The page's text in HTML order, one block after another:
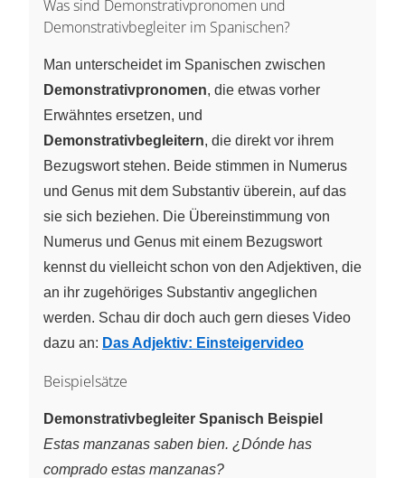
Was sind Demonstrativpronomen und
Demonstrativbegleiter im Spanischen?
Man unterscheidet im Spanischen zwischen
Demonstrativpronomen, die etwas vorher
Erwähntes ersetzen, und
Demonstrativbegleitern, die direkt vor ihrem
Bezugswort stehen. Beide stimmen in Numerus
und Genus mit dem Substantiv überein, auf das
sie sich beziehen. Die Übereinstimmung von
Numerus und Genus mit einem Bezugswort
kennst du vielleicht schon von den Adjektiven, die
an ihr zugehöriges Substantiv angeglichen
werden. Schau dir doch auch gern dieses Video
dazu an: Das Adjektiv: Einsteigervideo
Beispielsätze
Demonstrativbegleiter Spanisch Beispiel
Estas manzanas saben bien. ¿Dónde has
comprado estas manzanas?